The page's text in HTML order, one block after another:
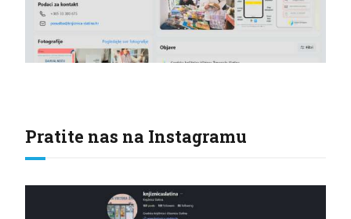
Pratite nas na Instagramu